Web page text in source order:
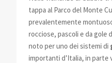
tappa al Parco del Monte
prevalentemente
rocciose, pascoli e da gole
noto per uno dei sistemi di
importanti d’Italia, in parte